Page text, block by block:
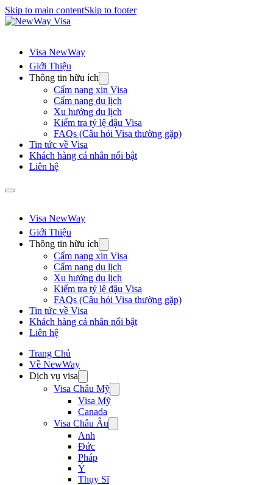
Skip to main contentSkip to footer
Visa NewWay
Giới Thiệu
Thông tin hữu ích
Cẩm nang xin Visa
Cẩm nang du lịch
Xu hướng du lịch
Kiểm tra tỷ lệ đậu Visa
FAQs (Câu hỏi Visa thường gặp)
Tin tức về Visa
Khách hàng cá nhân nổi bật
Liên hệ
Visa NewWay
Giới Thiệu
Thông tin hữu ích
Cẩm nang xin Visa
Cẩm nang du lịch
Xu hướng du lịch
Kiểm tra tỷ lệ đậu Visa
FAQs (Câu hỏi Visa thường gặp)
Tin tức về Visa
Khách hàng cá nhân nổi bật
Liên hệ
Trang Chủ
Về NewWay
Dịch vụ visa
Visa Châu Mỹ
Visa Mỹ
Canada
Visa Châu Âu
Anh
Đức
Pháp
Ý
Thụy Sĩ